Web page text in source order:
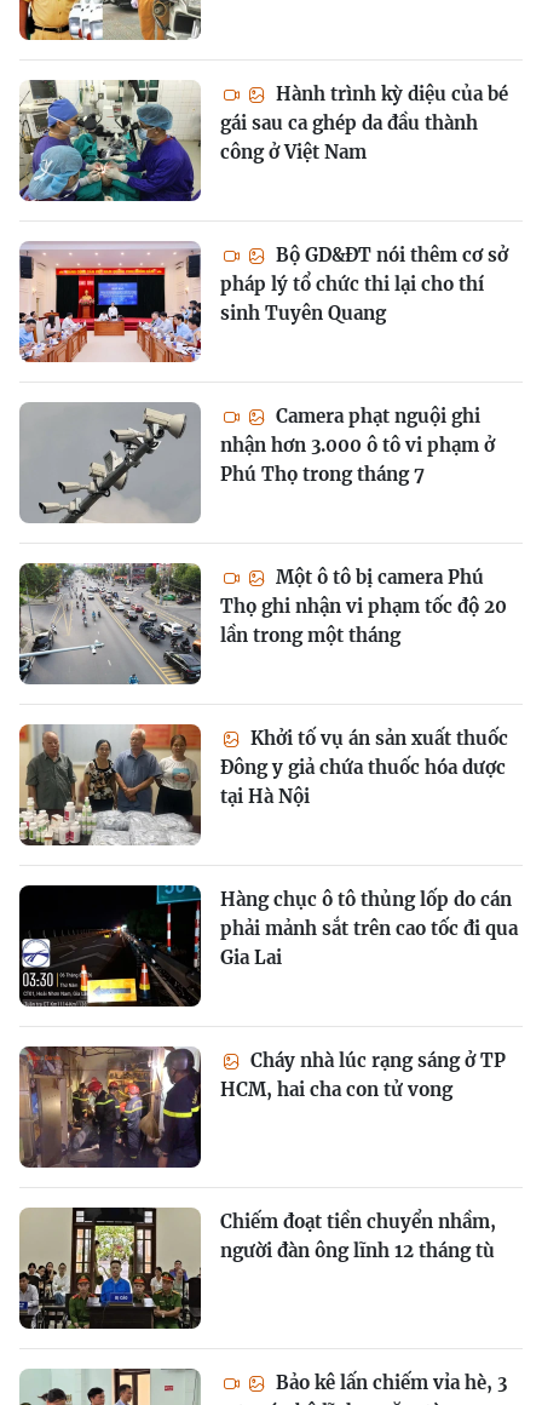
Hành trình kỳ diệu của bé
gái sau ca ghép da đầu thành
công ở Việt Nam
Bộ GD&ĐT nói thêm cơ sở
pháp lý tổ chức thi lại cho thí
sinh Tuyên Quang
Camera phạt nguội ghi
nhận hơn 3.000 ô tô vi phạm ở
Phú Thọ trong tháng 7
Một ô tô bị camera Phú
Thọ ghi nhận vi phạm tốc độ 20
lần trong một tháng
Khởi tố vụ án sản xuất thuốc
Đông y giả chứa thuốc hóa dược
tại Hà Nội
Hàng chục ô tô thủng lốp do cán
phải mảnh sắt trên cao tốc đi qua
Gia Lai
Cháy nhà lúc rạng sáng ở TP
HCM, hai cha con tử vong
Chiếm đoạt tiền chuyển nhầm,
người đàn ông lĩnh 12 tháng tù
Bảo kê lấn chiếm vỉa hè, 3